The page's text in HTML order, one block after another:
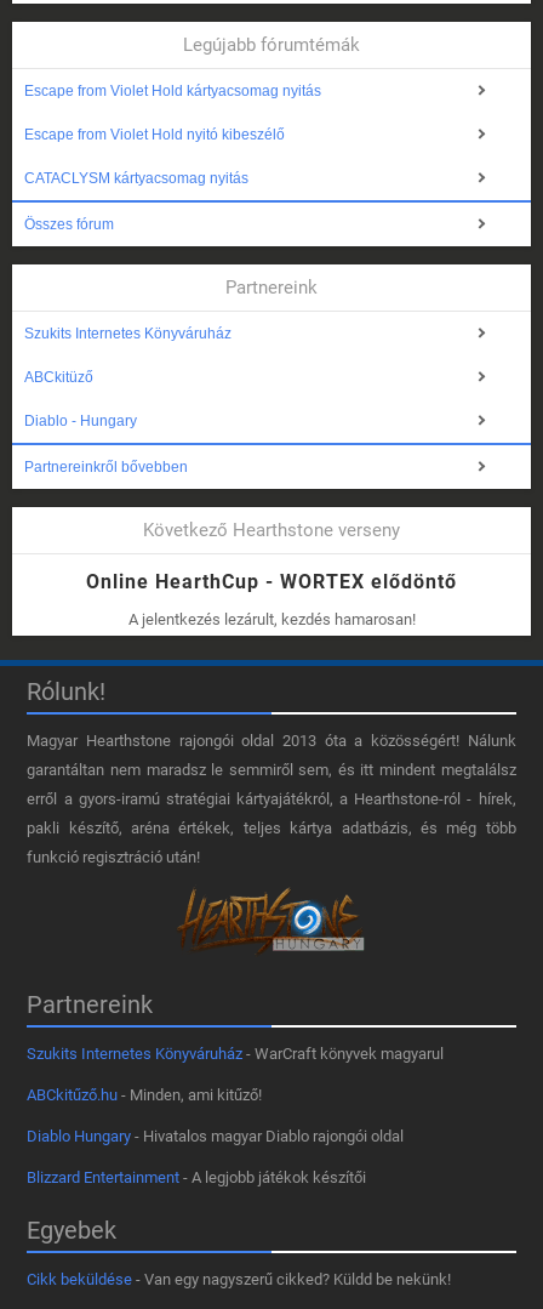
Legújabb fórumtémák
Escape from Violet Hold kártyacsomag nyitás
Escape from Violet Hold nyitó kibeszélő
CATACLYSM kártyacsomag nyitás
Összes fórum
Partnereink
Szukits Internetes Könyváruház
ABCkitüző
Diablo - Hungary
Partnereinkről bővebben
Következő Hearthstone verseny
Online HearthCup - WORTEX elődöntő
A jelentkezés lezárult, kezdés hamarosan!
Rólunk!
Magyar Hearthstone​ rajongói oldal 2013 óta a közösségért! Nálunk
garantáltan nem maradsz le semmiről sem, és itt mindent megtalálsz
erről a gyors-iramú stratégiai kártyajátékról, a Hearthstone-ról - hírek,
pakli készítő, aréna értékek, teljes kártya adatbázis, és még több
funkció regisztráció után!
Partnereink
Szukits Internetes Könyváruház - WarCraft könyvek magyarul
ABCkitűző.hu - Minden, ami kitűző!
Diablo Hungary - Hivatalos magyar Diablo rajongói oldal
Blizzard Entertainment - A legjobb játékok készítői
Egyebek
Cikk beküldése - Van egy nagyszerű cikked? Küldd be nekünk!